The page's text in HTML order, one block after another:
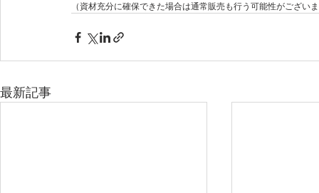
（資材充分に確保できた場合は通常販売も行う可能性がござい
最新記事